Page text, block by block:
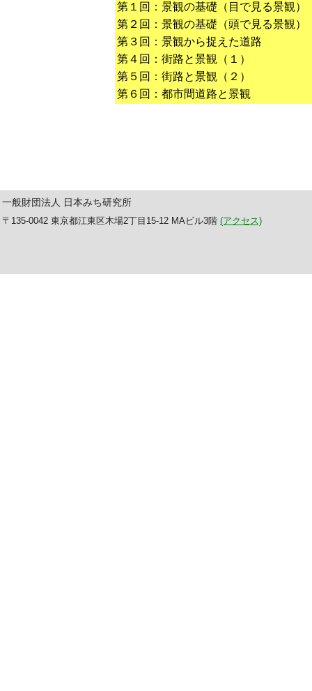
第１回：景観の基礎（目で見る景観）
第２回：景観の基礎（頭で見る景観）
第３回：景観から捉えた道路
第４回：街路と景観（１）
第５回：街路と景観（２）
第６回：都市間道路と景観
一般財団法人 日本みち研究所
〒135-0042 東京都江東区木場2丁目15-12 MAビル3階 (アクセス)